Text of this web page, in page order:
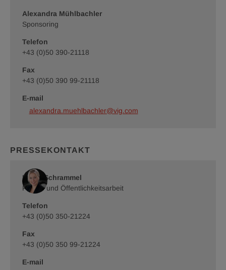
Alexandra Mühlbachler
Sponsoring
Telefon
+43 (0)50 390-21118
Fax
+43 (0)50 390 99-21118
E-mail
alexandra.muehlbachler@vig.com
PRESSEKONTAKT
Romy Schrammel
Presse und Öffentlichkeitsarbeit
Telefon
+43 (0)50 350-21224
Fax
+43 (0)50 350 99-21224
E-mail